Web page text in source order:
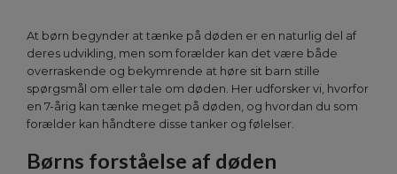
At børn begynder at tænke på døden er en naturlig del af
deres udvikling, men som forælder kan det være både
overraskende og bekymrende at høre sit barn stille
spørgsmål om eller tale om døden. Her udforsker vi, hvorfor
en 7-årig kan tænke meget på døden, og hvordan du som
forælder kan håndtere disse tanker og følelser.
Børns forståelse af døden